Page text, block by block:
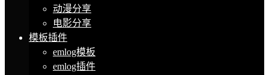
动漫分享
电影分享
模板插件
emlog模板
emlog插件